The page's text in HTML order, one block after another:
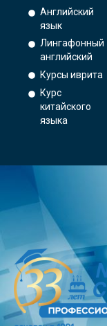
Английский
язык
Лингафонный
английский
Курсы иврита
Курс
китайского
языка